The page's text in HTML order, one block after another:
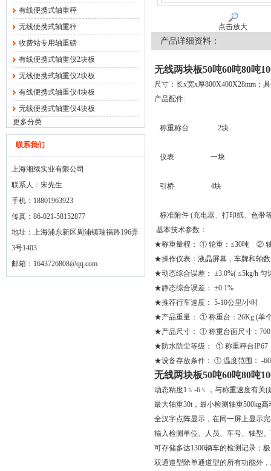
有线便携式轴重秤
无线便携式轴重秤
收费站专用轴重磅
有线便携式轴重仪2块板
无线便携式轴重仪2块板
有线便携式轴重仪4块板
无线便携式轴重仪4块板
更多分类
联系我们
上海湘续实业有限公司
联系人：宋先生
手机：18801963923
传真：86-021-58152877
地址：上海浦东新区周浦镇瑞福路196弄
3号1403
邮箱： 1643726808@qq.com
点击放大
产品详细资料：
无线两块板50吨60吨80吨
尺寸：长x宽x厚800X400X28mm；
产品配件:
称重称台 2块
仪表 一块
引桥 4块
标准附件 (充电器、打印纸、色带
基本技术参数：
★称重量程： ① 轮重：≤30吨 ②
★操作仪表：液晶屏幕，车牌和轴
★动态综合误差： ±3.0%( ≤5kg/h 匀
★静态综合误差： ±0.1%
★推荐行车速度： 5-10公里/小时
★产品重量： ① 称重台：26Kg (单
★产品尺寸： ① 称重台面尺寸：
★防水防尘等级： ① 称重秤台
★设备存放条件： ① 温度范围： -
无线两块板50吨60吨80吨
动态精度1﹪-6﹪，与称重速度有
最大轴重30t，最小检测轴重500kg
全汉字点阵显示，在同一屏上显示
输入检测单位、人员、车号、轴型
可存储多达1300辆车的检测记录；
双通道型除单通道型的所有功能外